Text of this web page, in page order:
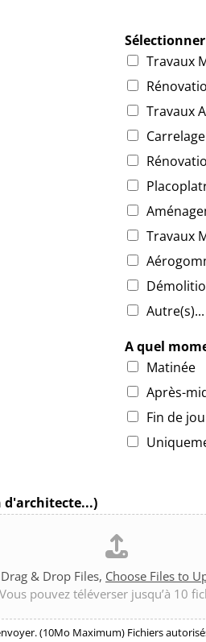
Travaux
Travaux
Travaux
Autre(s)...
A quel
Matinée
Après-
Fin de
d'architecte...)
Drag & Drop Files, Choose Files to
Vous pouvez téléverser jusqu’à 10
(10Mo Maximum) Fichiers